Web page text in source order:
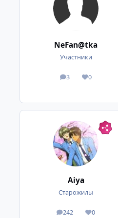
NeFan@tka
Участники
3
посты 0
Репутация
Aiya
Старожилы
242
посты 0
Репутация